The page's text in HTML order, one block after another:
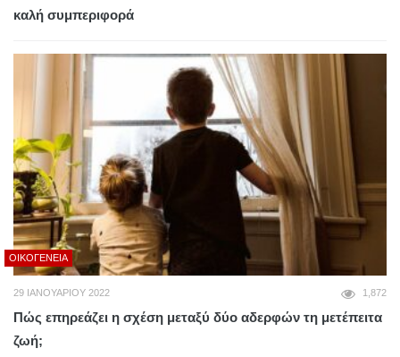
καλή συμπεριφορά
ΟΙΚΟΓΈΝΕΙΑ
29 ΙΑΝΟΥΑΡΊΟΥ 2022 1,872
Πώς επηρεάζει η σχέση μεταξύ δύο αδερφών τη μετέπειτα
ζωή;